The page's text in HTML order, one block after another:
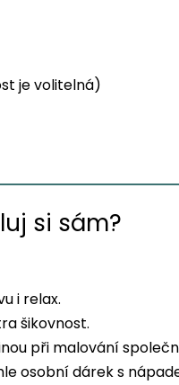
je volitelná)
si sám?
i relax.
šikovnost.
při malování
osobní dárek s